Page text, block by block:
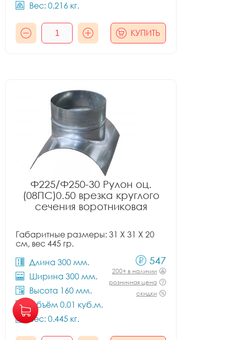
Вес: 0.216 кг.
КУПИТЬ
Ф225/Ф250-30 Рулон оц.
(08ПС)0.50 врезка круглого
сечения воротниковая
Габаритные размеры: 31 X 31 X 20
см, вес 445 гр.
Длина 300 мм.
Ширина 300 мм.
Высота 160 мм.
Объём 0.01 куб.м.
Вес: 0.445 кг.
547
200+ в наличии
розничная цена
скидки